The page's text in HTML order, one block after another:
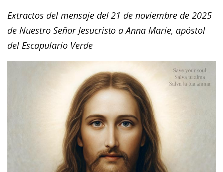
Extractos del mensaje del 21 de noviembre de 2025
de Nuestro Señor Jesucristo a Anna Marie, apóstol
del Escapulario Verde